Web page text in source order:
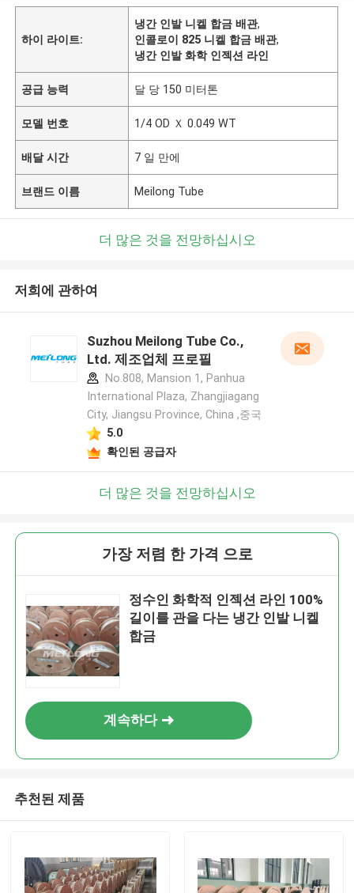
하이 라이트:
냉간 인발 니켈 합금 배관,
인콜로이 825 니켈 합금 배관,
냉간 인발 화학 인젝션 라인
공급 능력 달 당 150 미터톤
모델 번호 1/4 OD Ｘ 0.049 WT
배달 시간 7 일 만에
브랜드 이름 Meilong Tube
더 많은 것을 전망하십시오
저희에 관하여
Suzhou Meilong Tube Co.,
Ltd. 제조업체 프로필
No.808, Mansion 1, Panhua
International Plaza, Zhangjiagang
City, Jiangsu Province, China ,중국
5.0
확인된 공급자
더 많은 것을 전망하십시오
가장 저렴 한 가격 으로
정수인 화학적 인젝션 라인 100%
길이를 관을 다는 냉간 인발 니켈
합금
계속하다
추천된 제품